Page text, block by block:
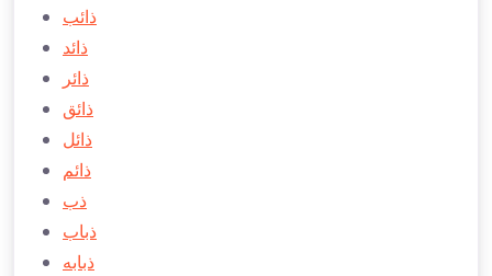
ذائب
ذائد
ذائر
ذائق
ذائل
ذائم
ذب
ذباب
ذبابه